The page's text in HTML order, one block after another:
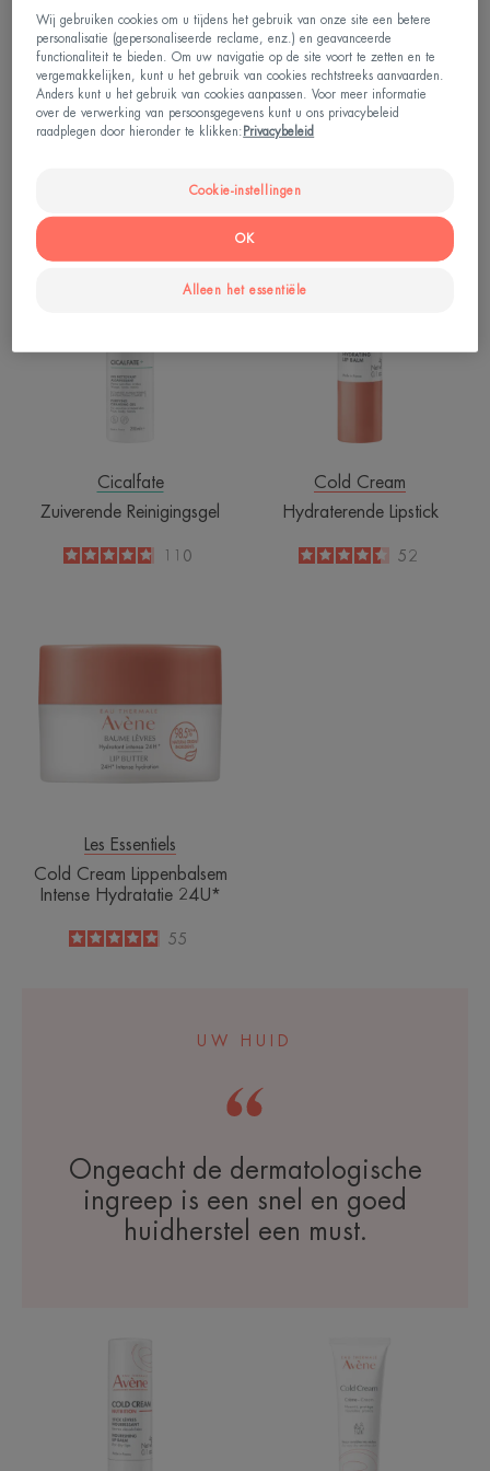
Cicalfate
Multibeschermende
-
153
Cicalfate
Intensief Herstellend Serum
Reinigingsgel
Cicalfate
Zuiverende Reinigingsgel
4.8
/5110
Hydraterende
Cold Cream
Hydraterende Lipstick
4.4
/
5
52
Cream
Hydratatie
24U*
Les Essentiels
Cold Cream Lippenbalsem
Intense Hydratatie 24U*
4.9
/
5
55
UW HUID
Ongeacht de dermatologische
ingreep is een snel en goed
huidherstel een must.
Cream
Crème
Wij gebruiken cookies om u tijdens het gebruik van onze site een betere
personalisatie (gepersonaliseerde reclame, enz.) en geavanceerde
functionaliteit te bieden. Om uw navigatie op de site voort te zetten en te
vergemakkelijken, kunt u het gebruik van cookies rechtstreeks aanvaarden.
Anders kunt u het gebruik van cookies aanpassen. Voor meer informatie
over de verwerking van persoonsgegevens kunt u ons privacybeleid
raadplegen door hieronder te klikken: Privacybeleid
Cookie-instellingen
Alleen het essentiële
OK